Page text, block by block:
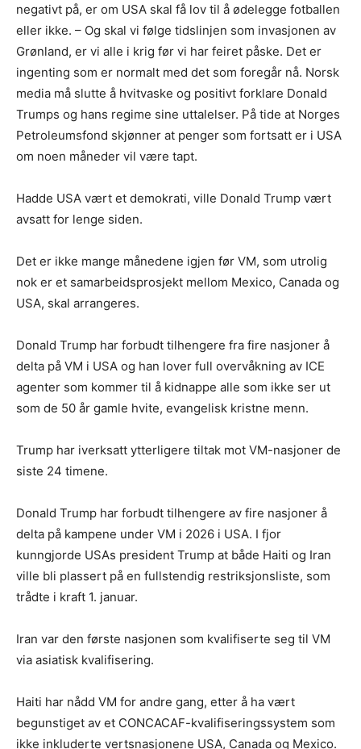
negativt på, er om USA skal få lov til å ødelegge fotballen
eller ikke. – Og skal vi følge tidslinjen som invasjonen av
Grønland, er vi alle i krig før vi har feiret påske. Det er
ingenting som er normalt med det som foregår nå. Norsk
media må slutte å hvitvaske og positivt forklare Donald
Trumps og hans regime sine uttalelser. På tide at Norges
Petroleumsfond skjønner at penger som fortsatt er i USA
om noen måneder vil være tapt.
Hadde USA vært et demokrati, ville Donald Trump vært
avsatt for lenge siden.
Det er ikke mange månedene igjen før VM, som utrolig
nok er et samarbeidsprosjekt mellom Mexico, Canada og
USA, skal arrangeres.
Donald Trump har forbudt tilhengere fra fire nasjoner å
delta på VM i USA og han lover full overvåkning av ICE
agenter som kommer til å kidnappe alle som ikke ser ut
som de 50 år gamle hvite, evangelisk kristne menn.
Trump har iverksatt ytterligere tiltak mot VM-nasjoner de
siste 24 timene.
Donald Trump har forbudt tilhengere av fire nasjoner å
delta på kampene under VM i 2026 i USA. I fjor
kunngjorde USAs president Trump at både Haiti og Iran
ville bli plassert på en fullstendig restriksjonsliste, som
trådte i kraft 1. januar.
Iran var den første nasjonen som kvalifiserte seg til VM
via asiatisk kvalifisering.
Haiti har nådd VM for andre gang, etter å ha vært
begunstiget av et CONCACAF-kvalifiseringssystem som
ikke inkluderte vertsnasjonene USA, Canada og Mexico.